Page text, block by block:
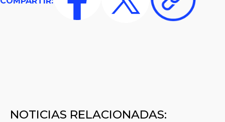
NOTICIAS RELACIONADAS: